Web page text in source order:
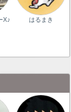
X♪ はるまき